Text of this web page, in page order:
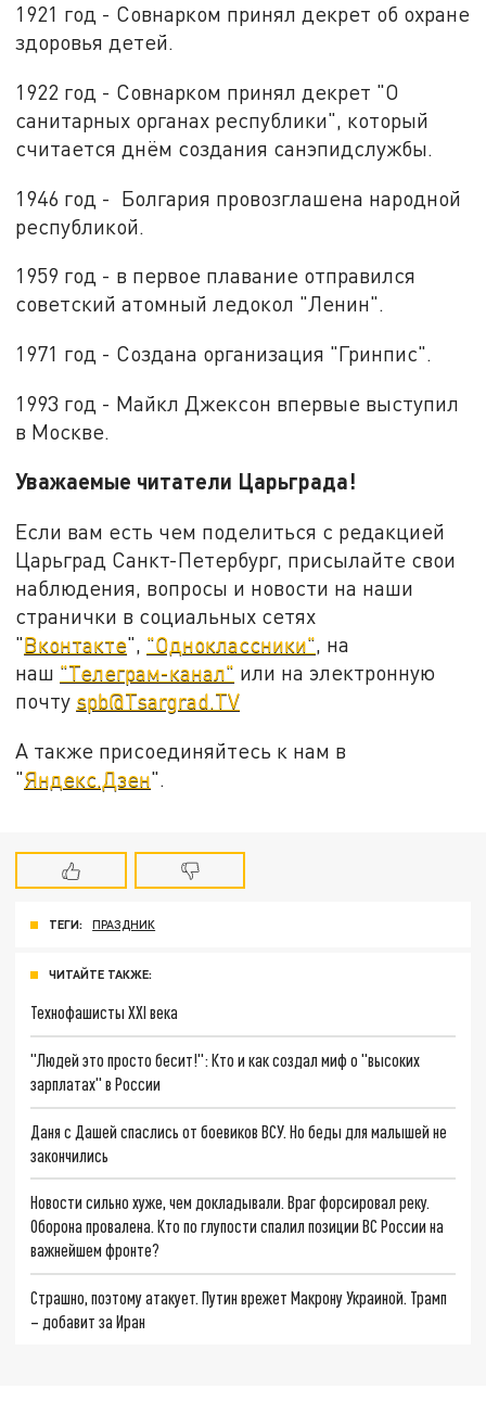
1921 год - Совнарком принял декрет об охране
здоровья детей.
1922 год - Совнарком принял декрет "О
санитарных органах республики", который
считается днём создания санэпидслужбы.
1946 год - Болгария провозглашена народной
республикой.
1959 год - в первое плавание отправился
советский атомный ледокол "Ленин".
1971 год - Создана организация "Гринпис".
1993 год - Майкл Джексон впервые выступил
в Москве.
Уважаемые читатели Царьграда!
Если вам есть чем поделиться с редакцией
Царьград Санкт-Петербург, присылайте свои
наблюдения, вопросы и новости на наши
странички в социальных сетях
"Вконтакте", "Одноклассники", на
наш "Телеграм-канал" или на электронную
почту spb@Tsargrad.TV
А также присоединяйтесь к нам в
"Яндекс.Дзен".
ТЕГИ: ПРАЗДНИК
ЧИТАЙТЕ ТАКЖЕ:
Технофашисты XXI века
"Людей это просто бесит!": Кто и как создал миф о "высоких
зарплатах" в России
Даня с Дашей спаслись от боевиков ВСУ. Но беды для малышей не
закончились
Новости сильно хуже, чем докладывали. Враг форсировал реку.
Оборона провалена. Кто по глупости спалил позиции ВС России на
важнейшем фронте?
Страшно, поэтому атакует. Путин врежет Макрону Украиной. Трамп
– добавит за Иран